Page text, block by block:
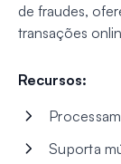
de fraudes,
transações
Recursos:
Suporta